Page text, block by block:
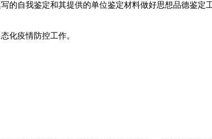
自我鉴定和其提供的单位鉴定材料做好思想品德鉴定
化疫情防控工作。